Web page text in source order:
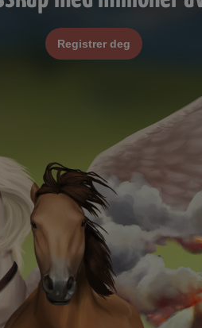
Registrer deg